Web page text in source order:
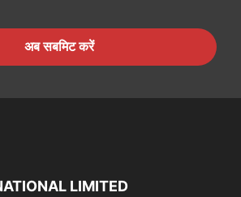
अब सबमिट करें
LIMITED